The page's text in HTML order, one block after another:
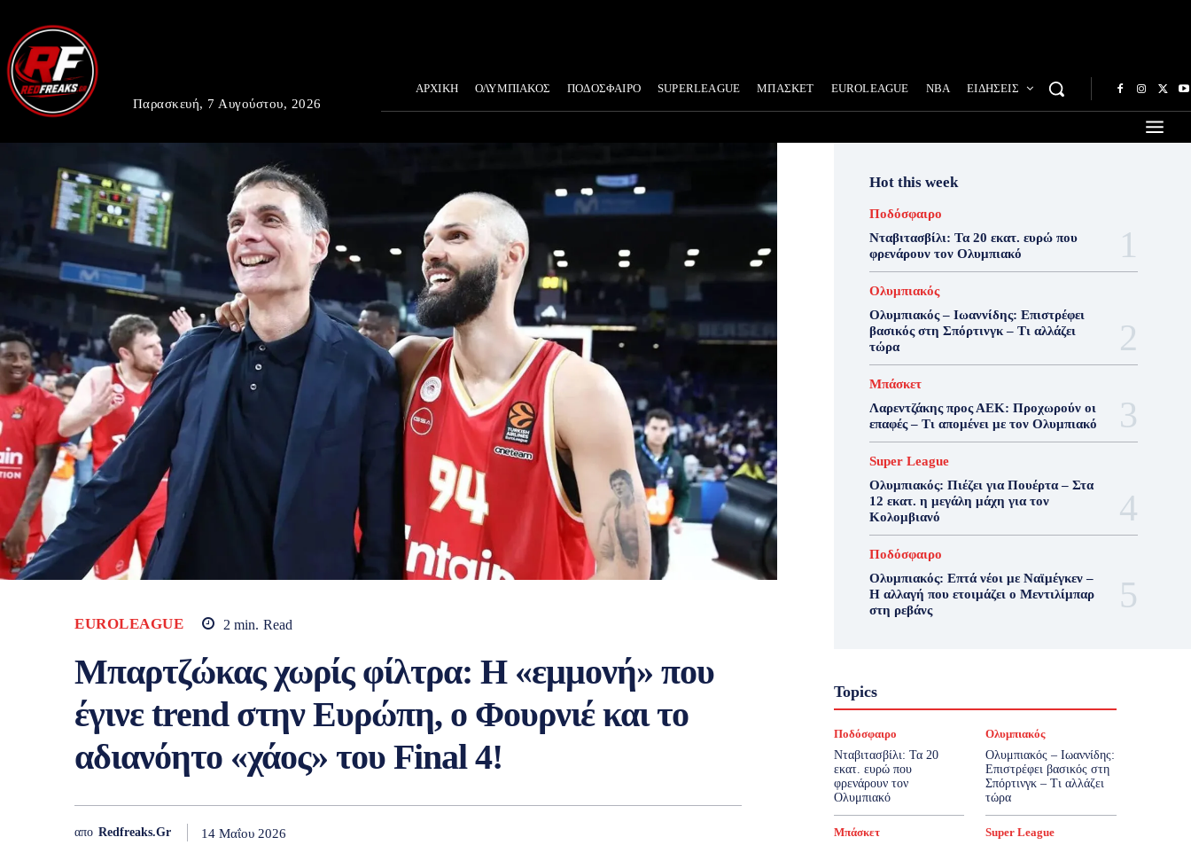
Παρασκευή, 7 Αυγούστου, 2026
ΑΡΧΙΚΗ ΟΛΥΜΠΙΑΚΟΣ ΠΟΔΟΣΦΑΙΡΟ SUPERLEAGUE ΜΠΑΣΚΕΤ EUROLEAGUE NBA ΕΙΔΗΣΕΙΣ
EUROLEAGUE 2 min. Read
Μπαρτζώκας χωρίς φίλτρα: Η «εμμονή» που
έγινε trend στην Ευρώπη, ο Φουρνιέ και το
αδιανόητο «χάος» του Final 4!
απο Redfreaks.gr 14 Μαΐου 2026
Hot this week
Ποδόσφαιρο
Νταβιτασβίλι: Τα 20 εκατ. ευρώ που
φρενάρουν τον Ολυμπιακό
Ολυμπιακός
Ολυμπιακός – Ιωαννίδης: Επιστρέφει
βασικός στη Σπόρτινγκ – Τι αλλάζει
τώρα
Μπάσκετ
Λαρεντζάκης προς ΑΕΚ: Προχωρούν οι
επαφές – Τι απομένει με τον Ολυμπιακό
Super League
Ολυμπιακός: Πιέζει για Πουέρτα – Στα
12 εκατ. η μεγάλη μάχη για τον
Κολομβιανό
Ποδόσφαιρο
Ολυμπιακός: Επτά νέοι με Ναϊμέγκεν –
Η αλλαγή που ετοιμάζει ο Μεντιλίμπαρ
στη ρεβάνς
Topics
Ποδόσφαιρο
Νταβιτασβίλι: Τα 20
εκατ. ευρώ που
φρενάρουν τον
Ολυμπιακό
Ολυμπιακός
Ολυμπιακός – Ιωαννίδης:
Επιστρέφει βασικός στη
Σπόρτινγκ – Τι αλλάζει
τώρα
Μπάσκετ
Super League